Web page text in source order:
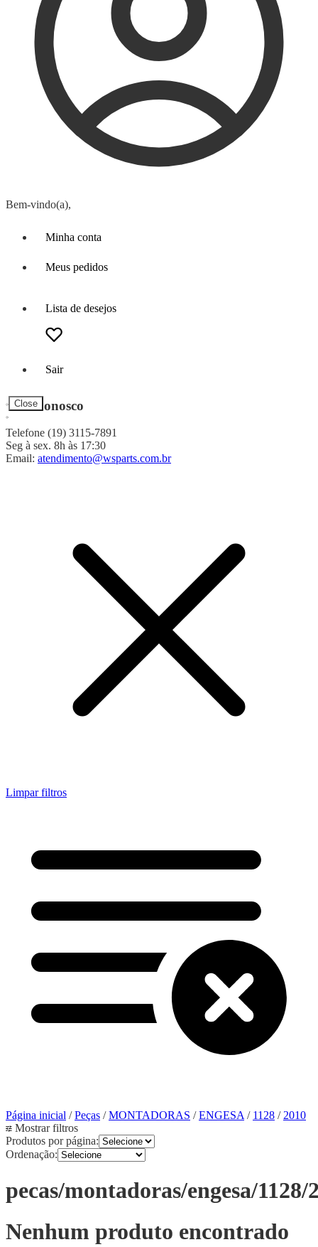
Bem-vindo(a),
Minha conta
Meus pedidos
Lista de desejos
Sair
Close
Fale Conosco
Telefone (19) 3115-7891
Seg à sex. 8h às 17:30
Email: atendimento@wsparts.com.br
Limpar filtros
Página inicial /Peças /MONTADORAS /ENGESA/ 1128 /2010
Mostrar filtros
Produtos por página:
Ordenação:
pecas/montadoras/engesa/1128/
Nenhum produto encontrado